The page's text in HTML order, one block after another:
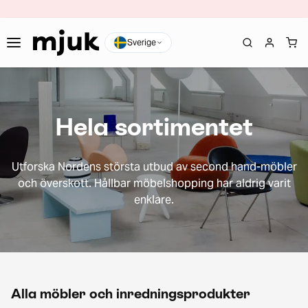
Sverige
Hela sortimentet
Utforska Nordens största utbud av second hand-möbler
och överskott. Hållbar möbelshopping har aldrig varit
enklare.
Alla möbler och inredningsprodukter